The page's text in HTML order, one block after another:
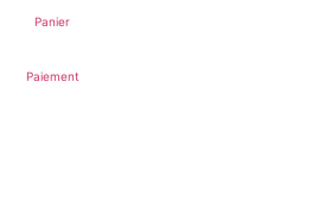
Panier
Paiement